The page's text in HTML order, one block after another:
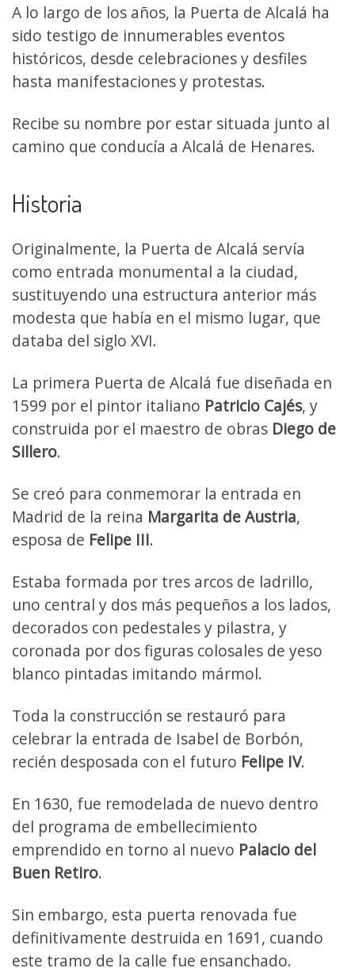
A lo largo de los años, la Puerta de Alcalá ha
sido testigo de innumerables eventos
históricos, desde celebraciones y desfiles
hasta manifestaciones y protestas.
Recibe su nombre por estar situada junto al
camino que conducía a Alcalá de Henares.
Historia
Originalmente, la Puerta de Alcalá servía
como entrada monumental a la ciudad,
sustituyendo una estructura anterior más
modesta que había en el mismo lugar, que
databa del siglo XVI.
La primera Puerta de Alcalá fue diseñada en
1599 por el pintor italiano Patricio Cajés, y
construida por el maestro de obras Diego de
Sillero.
Se creó para conmemorar la entrada en
Madrid de la reina Margarita de Austria,
esposa de Felipe III.
Estaba formada por tres arcos de ladrillo,
uno central y dos más pequeños a los lados,
decorados con pedestales y pilastra, y
coronada por dos figuras colosales de yeso
blanco pintadas imitando mármol.
Toda la construcción se restauró para
celebrar la entrada de Isabel de Borbón,
recién desposada con el futuro Felipe IV.
En 1630, fue remodelada de nuevo dentro
del programa de embellecimiento
emprendido en torno al nuevo Palacio del
Buen Retiro.
Sin embargo, esta puerta renovada fue
definitivamente destruida en 1691, cuando
este tramo de la calle fue ensanchado.